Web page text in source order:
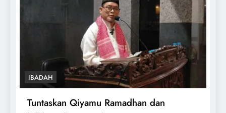
IBADAH
Tuntaskan Qiyamu Ramadhan dan